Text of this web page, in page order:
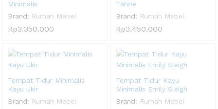
Minimalis
Brand: Rumah Mebel
Rp3.350.000
Tahoe
Brand: Rumah Mebel
Rp3.450.000
Tempat Tidur Minimalis
Kayu Ukir
Brand: Rumah Mebel
Tempat Tidur Kayu
Minimalis Emily Sleigh
Brand: Rumah Mebel